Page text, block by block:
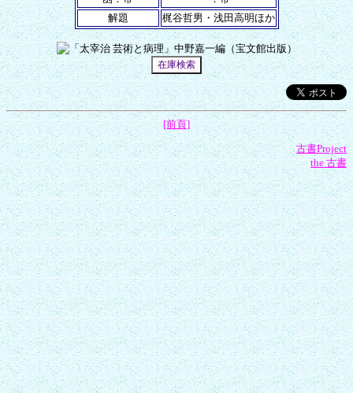
解題
梶谷哲男・浅田高明ほか
[前頁]
古書Project
the 古書